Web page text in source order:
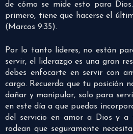
de cómo se mide esto para
primero, tiene que hacerse el
(Marcos 9:35).
Por lo tanto líderes, no están
servir, el liderazgo es una gran
debes enfocarte en servir con
cargo. Recuerda que tu posición
dañar y manipular, solo para
en este día a que puedas
del servicio en amor a Dios y a
rodean que seguramente